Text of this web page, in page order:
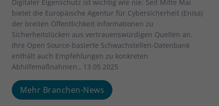
Digitaler Eigenschutz ist wichtig wie nie: Seit Mitte Mai
bietet die Europäische Agentur für Cybersicherheit (Enisa)
der breiten Öffentlichkeit Informationen zu
Sicherheitslücken aus vertrauenswürdigen Quellen an.
Ihre Open Source-basierte Schwachstellen-Datenbank
enthält auch Empfehlungen zu konkreten
Abhilfemaßnahmen., 13.05.2025
Mehr Branchen-News